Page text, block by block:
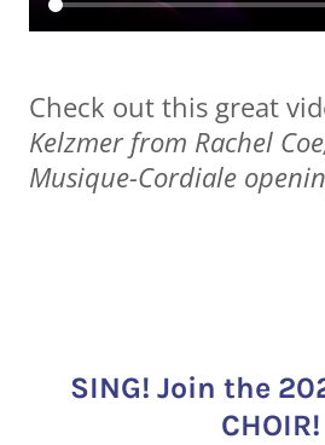
Check out this great
Kelzmer from Rachel
Musique-Cordiale
SING! Join the
CHOIR!